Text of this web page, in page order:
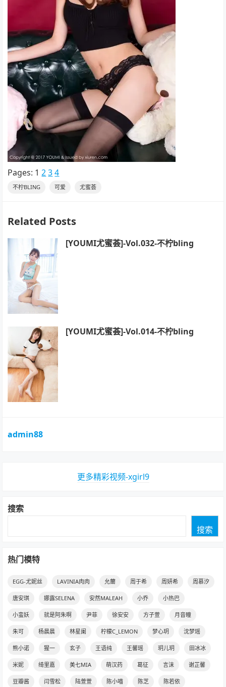
Pages: 1 2 3 4
不柠BLING 可爱 尤蜜荟
Related Posts
[YOUMI尤蜜荟]-Vol.032-不柠bling
[YOUMI尤蜜荟]-Vol.014-不柠bling
admin88
更多精彩视频-xgirl9
搜索
搜索
热门模特
EGG-尤妮丝 LAVINIA肉肉 允薾 周于希 周妍希 周慕汐
唐安琪 娜露SELENA 安然MALEAH 小乔 小热巴
小蛮妖 就是阿朱啊 尹菲 徐安安 方子萱 月音瞳
朱可 杨晨晨 林星阑 柠檬C_LEMON 梦心玥 沈梦瑶
熊小诺 猩一 玄子 王语纯 王馨瑶 玥儿玥 田冰冰
米妮 绮里嘉 美七MIA 萌汉药 葛征 言沫 谢芷馨
豆瓣酱 闫雪松 陆萱萱 陈小喵 陈芝 陈若依